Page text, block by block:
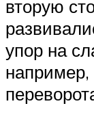
вторую
упор на